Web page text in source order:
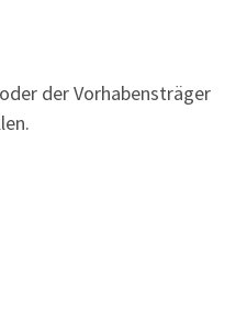
der Vorhabensträger